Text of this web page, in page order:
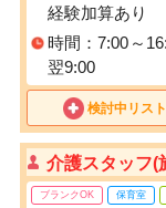
経験加算あり
時間：7:00～
翌9:00
検討中リス
介護スタッフ(
ブランクOK 保育室